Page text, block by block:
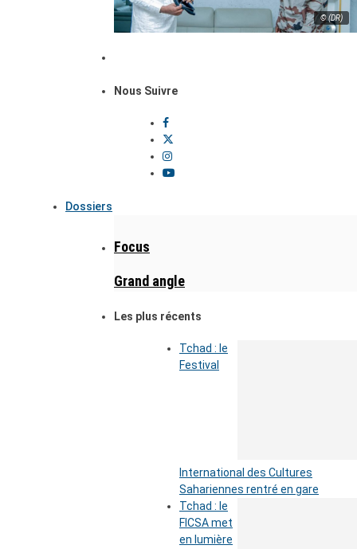
© (DR)
Nous Suivre
Dossiers
Focus
Grand angle
Les plus récents
Tchad : le
Festival
International des Cultures
Sahariennes rentré en gare
Tchad : le
FICSA met
en lumière